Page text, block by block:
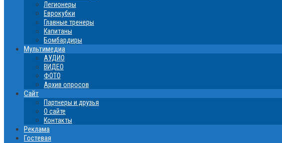
Легионеры
Еврокубки
Главные тренеры
Капитаны
Бомбардиры
Мультимедиа
АУДИО
ВИДЕО
ФОТО
Архив опросов
Сайт
Партнеры и друзья
О сайте
Контакты
Реклама
Гостевая